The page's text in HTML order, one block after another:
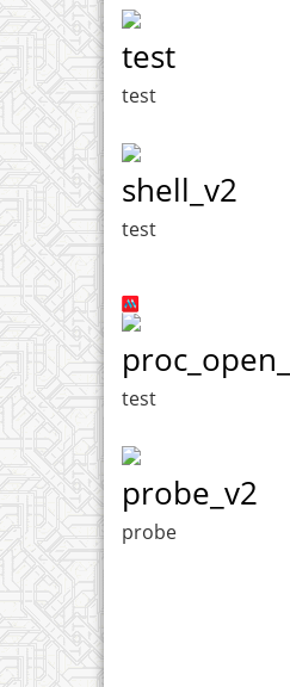
test
test
shell_v2
test
test
probe_v2
probe